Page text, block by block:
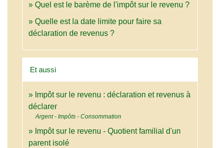
Quel est le barème de l'impôt sur le revenu ?
Quelle est la date limite pour faire sa
déclaration de revenus ?
Et aussi
Impôt sur le revenu : déclaration et revenus à
déclarer
Argent - Impôts - Consommation
Impôt sur le revenu - Quotient familial d'un
parent isolé